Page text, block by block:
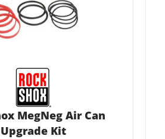
MegNeg Air Can
Upgrade Kit